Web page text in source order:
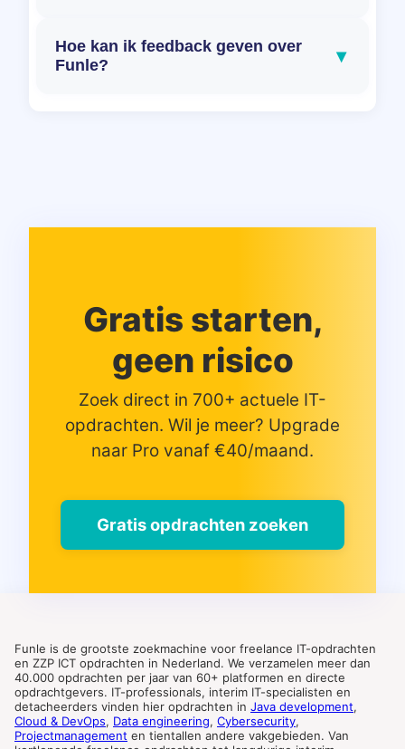
Hoe kan ik feedback geven over
Funle?
▾
Gratis starten,
geen risico
Zoek direct in 700+ actuele IT-
opdrachten. Wil je meer? Upgrade
naar Pro vanaf €40/maand.
Gratis opdrachten zoeken
Funle is de grootste zoekmachine voor freelance IT-opdrachten
en ZZP ICT opdrachten in Nederland. We verzamelen meer dan
40.000 opdrachten per jaar van 60+ platformen en directe
opdrachtgevers. IT-professionals, interim IT-specialisten en
detacheerders vinden hier opdrachten in Java development,
Cloud & DevOps, Data engineering, Cybersecurity,
Projectmanagement en tientallen andere vakgebieden. Van